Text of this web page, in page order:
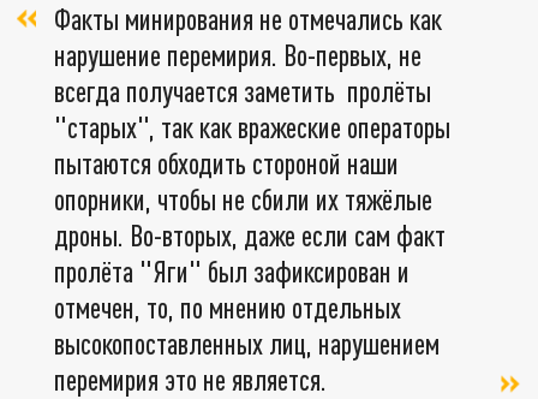
Факты минирования не отмечались как
нарушение перемирия. Во-первых, не
всегда получается заметить пролёты
"старых", так как вражеские операторы
пытаются обходить стороной наши
опорники, чтобы не сбили их тяжёлые
дроны. Во-вторых, даже если сам факт
пролёта "Яги" был зафиксирован и
отмечен, то, по мнению отдельных
высокопоставленных лиц, нарушением
перемирия это не является.